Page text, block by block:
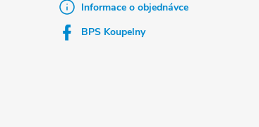
Informace o objednávce
BPS Koupelny